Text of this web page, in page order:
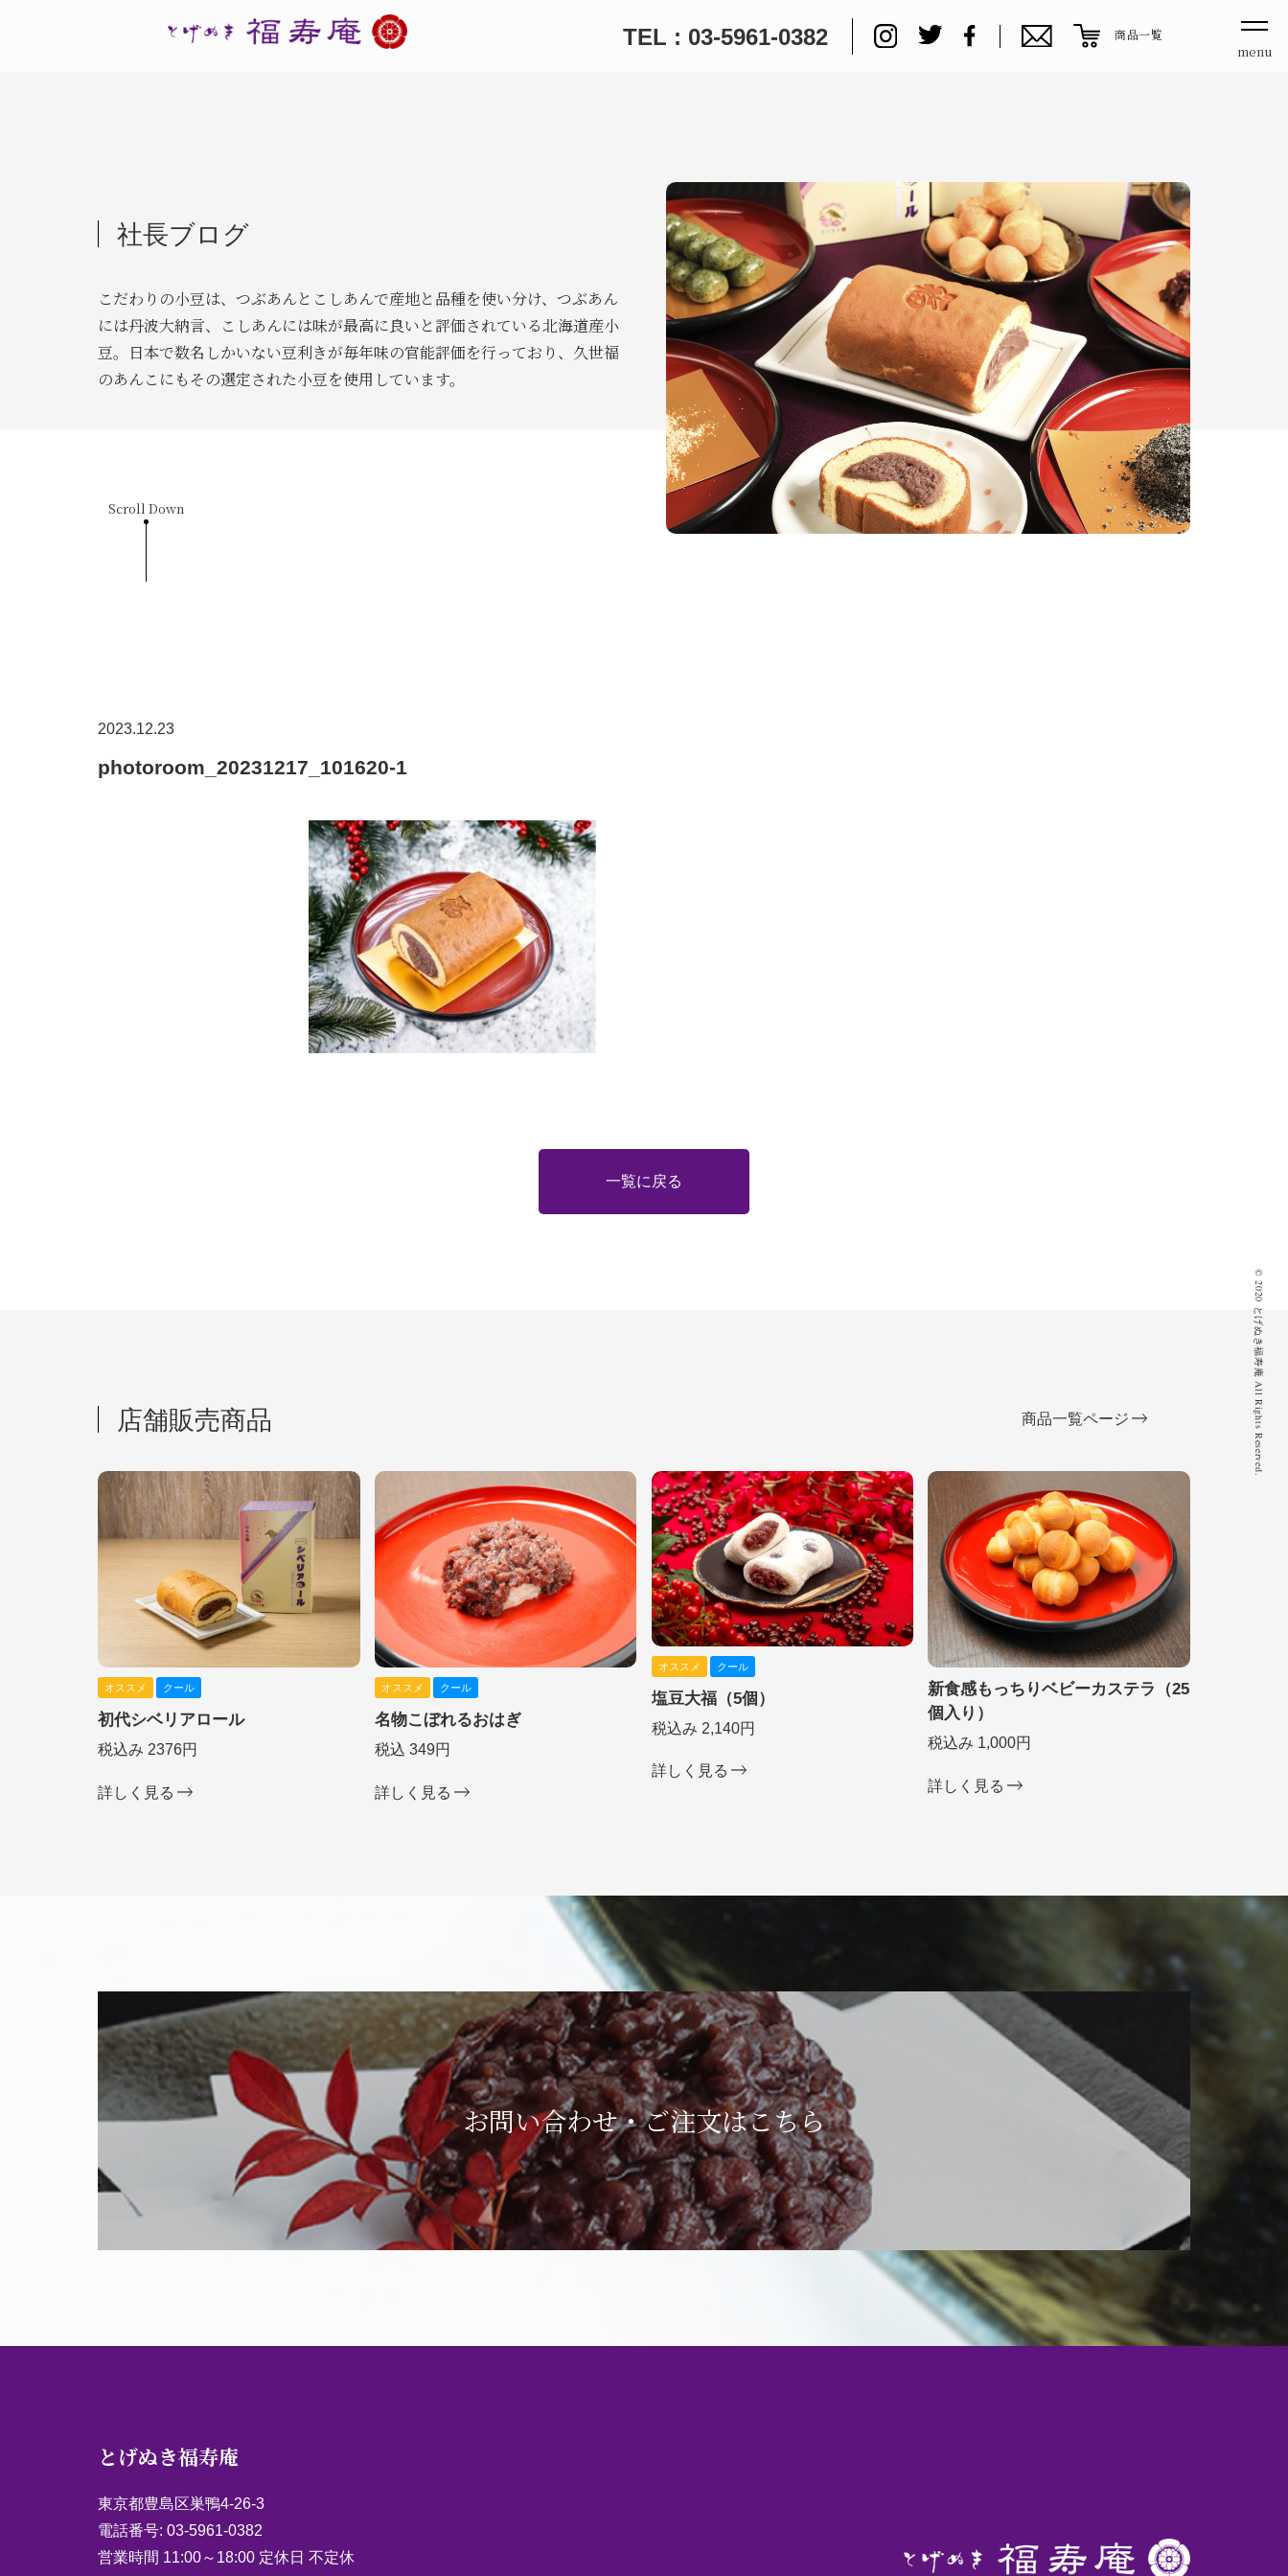
TEL : 03-5961-0382 商品一覧
menu
© 2020 とげぬき福寿庵 All Rights Reserved.
社長ブログ
こだわりの小豆は、つぶあんとこしあんで産地と品種を使い分け、つぶあん
には丹波大納言、こしあんには味が最高に良いと評価されている北海道産小
豆。日本で数名しかいない豆利きが毎年味の官能評価を行っており、久世福
のあんこにもその選定された小豆を使用しています。
Scroll Down
2023.12.23
photoroom_20231217_101620-1
一覧に戻る
店舗販売商品
オススメ クール
初代シベリアロール
税込み 2376円
詳しく見る
オススメ クール
名物こぼれるおはぎ
税込 349円
詳しく見る
オススメ クール
塩豆大福（5個）
税込み 2,140円
詳しく見る
新食感もっちりベビーカステラ（25
個入り）
税込み 1,000円
詳しく見る
商品一覧ページ
お問い合わせ・ご注文はこちら
とげぬき福寿庵
東京都豊島区巣鴨4-26-3
電話番号: 03-5961-0382
営業時間 11:00～18:00 定休日 不定休